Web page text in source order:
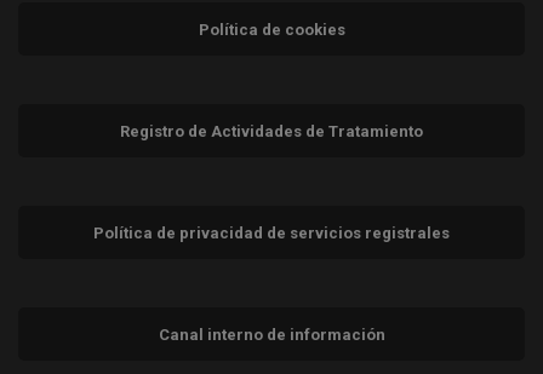
Política de cookies
Registro de Actividades de Tratamiento
Política de privacidad de servicios registrales
Canal interno de información